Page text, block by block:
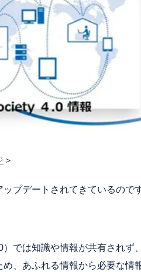
＞
プデートされてきているのです
では知識や情報が共有され
、あふれる情報から必要な